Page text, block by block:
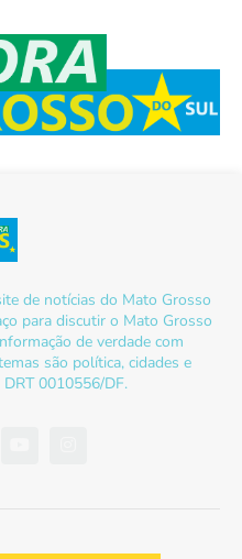
de notícias do Mato Grosso
para discutir o Mato Grosso
de verdade com
são política, cidades e
0010556/DF.